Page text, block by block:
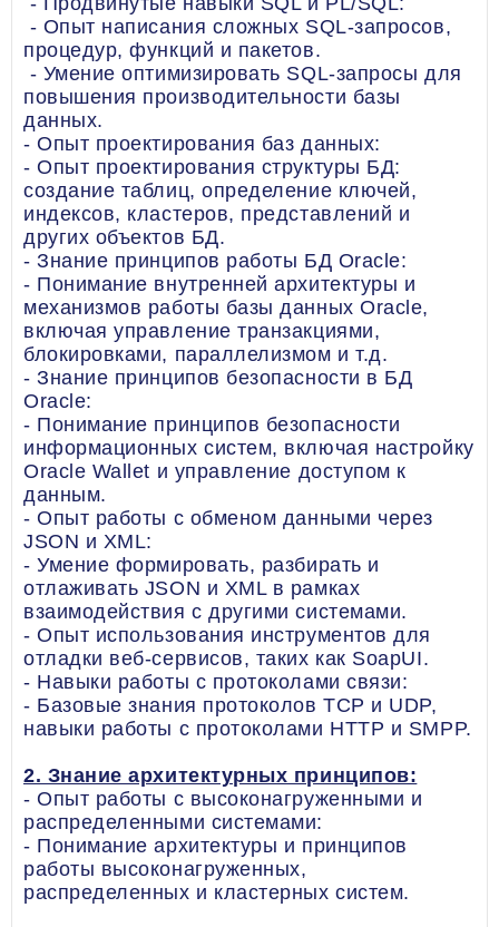
- Опыт написания сложных SQL-запросов,
процедур, функций и пакетов.
- Умение оптимизировать SQL-запросы для
повышения производительности базы
данных.
- Опыт проектирования баз данных:
- Опыт проектирования структуры БД:
создание таблиц, определение ключей,
индексов, кластеров, представлений и
других объектов БД.
- Знание принципов работы БД Oracle:
- Понимание внутренней архитектуры и
механизмов работы базы данных Oracle,
включая управление транзакциями,
блокировками, параллелизмом и т.д.
- Знание принципов безопасности в БД
Oracle:
- Понимание принципов безопасности
информационных систем, включая настройку
Oracle Wallet и управление доступом к
данным.
- Опыт работы с обменом данными через
JSON и XML:
- Умение формировать, разбирать и
отлаживать JSON и XML в рамках
взаимодействия с другими системами.
- Опыт использования инструментов для
отладки веб-сервисов, таких как SoapUI.
- Навыки работы с протоколами связи:
- Базовые знания протоколов TCP и UDP,
навыки работы с протоколами HTTP и SMPP.
2. Знание архитектурных принципов:
- Опыт работы с высоконагруженными и
распределенными системами:
- Понимание архитектуры и принципов
работы высоконагруженных,
распределенных и кластерных систем.